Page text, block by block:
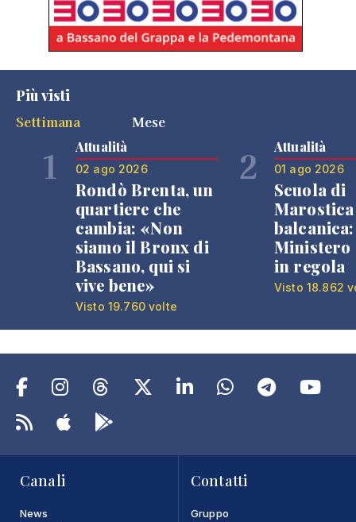
Più visti
Settimana
Mese
1 Attualità
02 ago 2026
Rondò Brenta, un
quartiere che
cambia: «Non
siamo il Bronx di
Bassano, qui si
vive bene»
Visto 19.760 volte
2 Attualità
01 ago 2026
Scuola di
Ministero
in regola
Visto 18.862
Canali
News
Contatti
Gruppo